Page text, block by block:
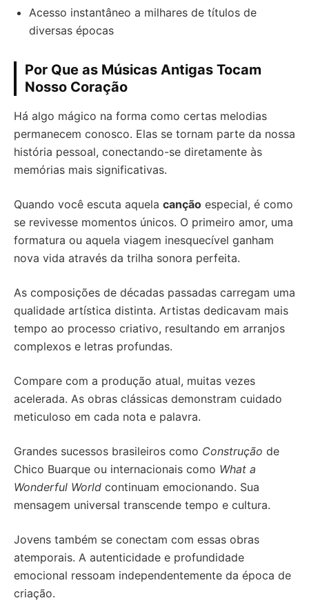
Acesso instantâneo a milhares de títulos de
diversas épocas
Por Que as Músicas Antigas Tocam
Nosso Coração
Há algo mágico na forma como certas melodias
permanecem conosco. Elas se tornam parte da nossa
história pessoal, conectando-se diretamente às
memórias mais significativas.
Quando você escuta aquela canção especial, é como
se revivesse momentos únicos. O primeiro amor, uma
formatura ou aquela viagem inesquecível ganham
nova vida através da trilha sonora perfeita.
As composições de décadas passadas carregam uma
qualidade artística distinta. Artistas dedicavam mais
tempo ao processo criativo, resultando em arranjos
complexos e letras profundas.
Compare com a produção atual, muitas vezes
acelerada. As obras clássicas demonstram cuidado
meticuloso em cada nota e palavra.
Grandes sucessos brasileiros como Construção de
Chico Buarque ou internacionais como What a
Wonderful World continuam emocionando. Sua
mensagem universal transcende tempo e cultura.
Jovens também se conectam com essas obras
atemporais. A autenticidade e profundidade
emocional ressoam independentemente da época de
criação.